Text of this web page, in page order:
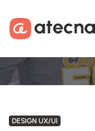
DESIGN UX/UI